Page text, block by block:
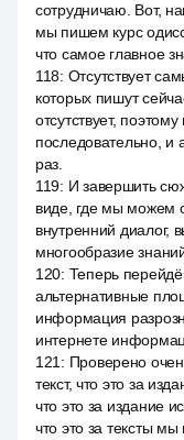
сотрудничаю. Вот,
мы пишем курс
что самое главное
118: Отсутствует
которых пишут
отсутствует,
последовательно, и
раз.
119: И завершить
виде, где мы можем
внутренний диалог,
многообразие
120: Теперь
альтернативные
информация
интернете
121 : Проверено
текст, что это за
что это за издание
что это за тексты